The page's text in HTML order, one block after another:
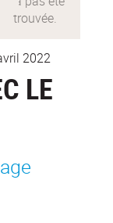
2022
LE